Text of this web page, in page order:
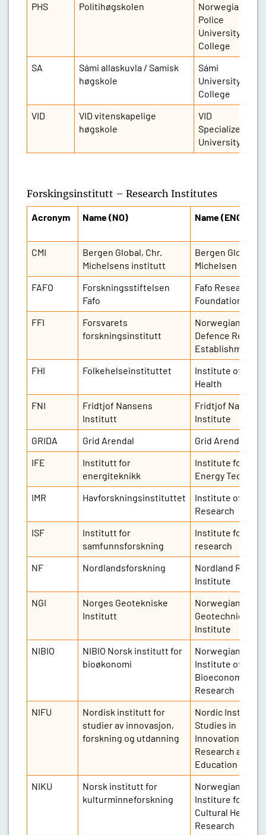
PHS Politihøgskolen
Norwegian
Police
University
College
SA
Sámi allaskuvla / Samisk
høgskole
Sámi
University
College
VID
VID vitenskapelige
høgskole
VID
Specialized
University
Forskingsinstitutt – Research Institutes
Acronym Name (NO) Name (ENG)
CMI
Bergen Global, Chr.
Michelsens institutt
Bergen Global,
Michelsen
FAFO
Forskningsstiftelsen
Fafo
Fafo Research
Foundation
FFI
Forsvarets
forskningsinstitutt
Norwegian
Defence
Establishment
FHI
Folkehelseinstituttet
Institute of
Health
FNI
Fridtjof Nansens
Institutt
Fridtjof Nansen
Institute
GRIDA
Grid Arendal
Grid Arendal
IFE
Institutt for
energiteknikk
Institute for
Energy
IMR
Havforskningsinstituttet
Institute of
Research
ISF
Institutt for
samfunnsforskning
Institute for
research
NF
Nordlandsforskning
Nordland
Institute
NGI
Norges Geotekniske
Institutt
Norwegian
Geotechnical
Institute
NIBIO
NIBIO Norsk institutt for
bioøkonomi
Norwegian
Institute of
Bioeconomy
Research
NIFU
Nordisk institutt for
studier av innovasjon,
forskning og utdanning
Nordic Institute
Studies in
Innovation,
Research and
Education
NIKU
Norsk institutt for
kulturminneforskning
Norwegian
Institure for
Cultural Heritage
Research